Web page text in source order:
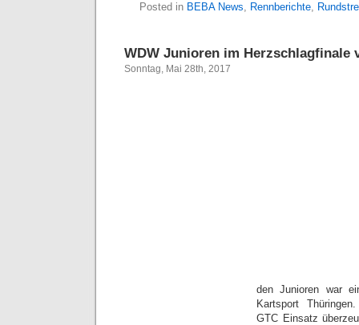
Posted in BEBA News, Rennberichte,
WDW Junioren im Herzschlagfinale
Sonntag, Mai 28th, 2017
den Junioren war
Kartsport
GTC Einsatz